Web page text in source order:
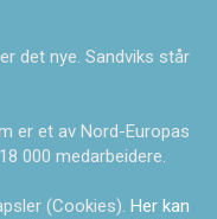
det nye. Sandviks står
er et av Nord-Europas
000 medarbeidere.
(Cookies). Her kan